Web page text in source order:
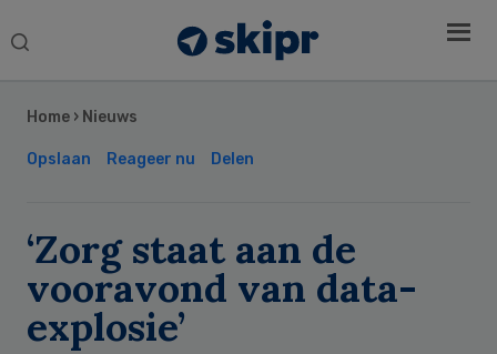
Search
Home › Nieuws
Opslaan Reageer nu Delen
‘Zorg staat aan de
vooravond van data-
explosie’
Sidebar